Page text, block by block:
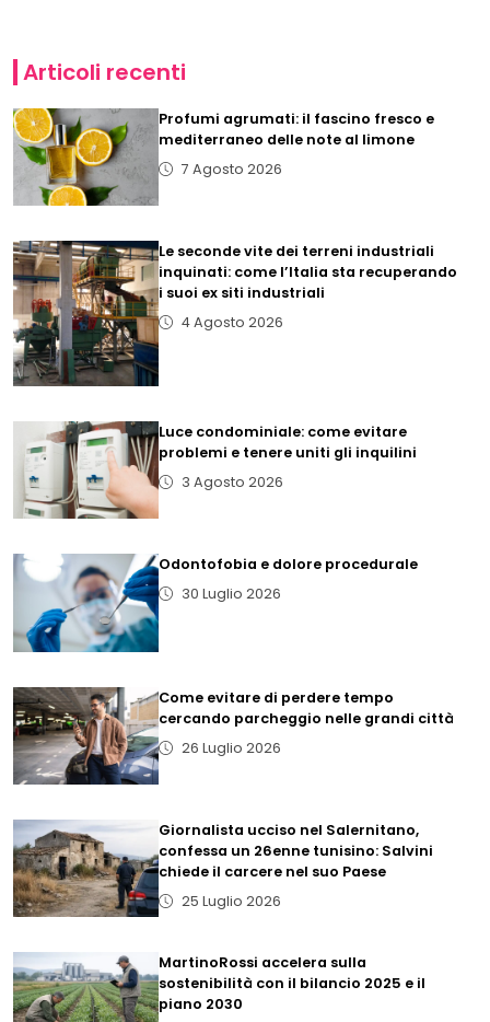
Articoli recenti
Profumi agrumati: il fascino fresco e
mediterraneo delle note al limone
7 Agosto 2026
Le seconde vite dei terreni industriali
inquinati: come l’Italia sta recuperando
i suoi ex siti industriali
4 Agosto 2026
Luce condominiale: come evitare
problemi e tenere uniti gli inquilini
3 Agosto 2026
Odontofobia e dolore procedurale
30 Luglio 2026
Come evitare di perdere tempo
cercando parcheggio nelle grandi città
26 Luglio 2026
Giornalista ucciso nel Salernitano,
confessa un 26enne tunisino: Salvini
chiede il carcere nel suo Paese
25 Luglio 2026
MartinoRossi accelera sulla
sostenibilità con il bilancio 2025 e il
piano 2030